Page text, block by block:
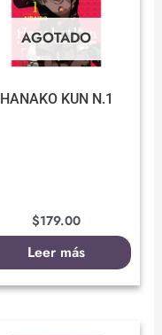
AGOTADO
HANAKO KUN N.1
$179.00
Leer más